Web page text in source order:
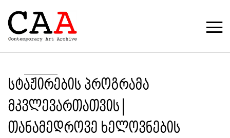
სტაჟირების პროგრამა
მკვლევართათვის |
თანამედროვე ხელოვნების